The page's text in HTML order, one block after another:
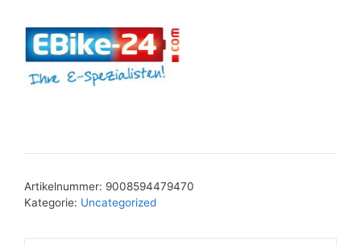
Artikelnummer: 9008594479470
Kategorie: Uncategorized